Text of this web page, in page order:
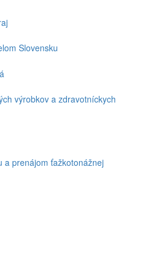
Slovensku
výrobkov a zdravotníckych
a prenájom ťažkotonážnej